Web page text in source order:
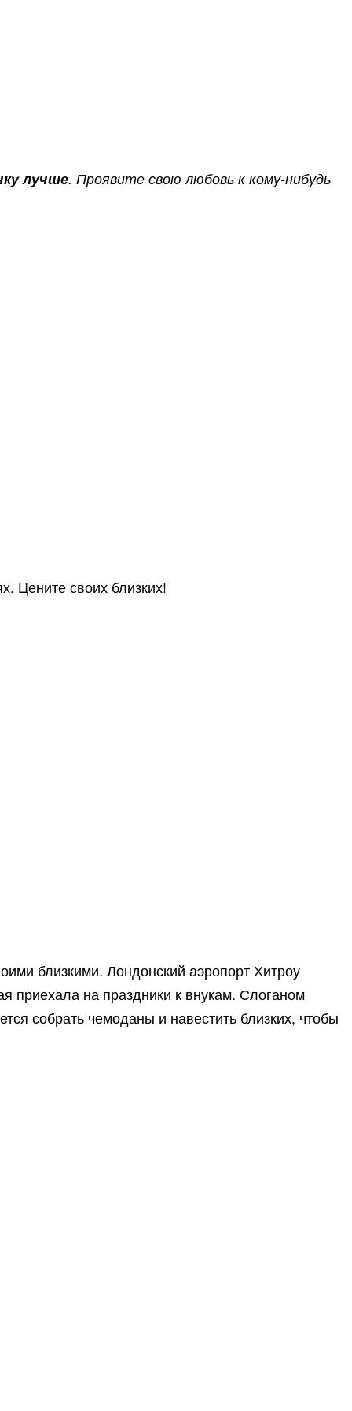
лучше. Проявите свою любовь к кому-нибудь
Цените своих близких!
близкими. Лондонский аэропорт Хитроу
на праздники к внукам. Слоганом
собрать чемоданы и навестить близких, чтобы